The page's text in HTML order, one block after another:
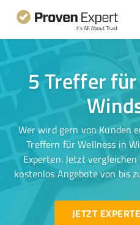
5 Treffer
Wer wird gern von Kunden
Treffern für Wellness in
Experten. Jetzt
kostenlos Angebote von bis
JETZT